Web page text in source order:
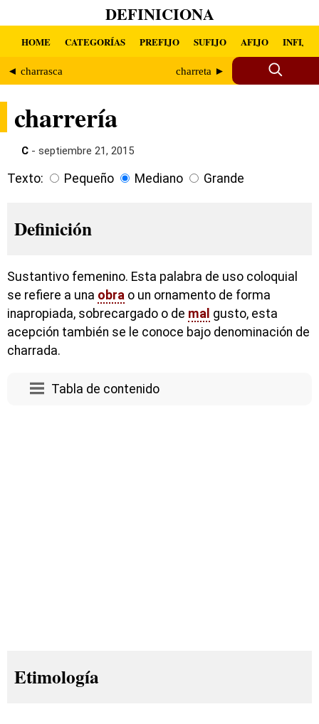
DEFINICIONA
HOME CATEGORÍAS PREFIJO SUFIJO AFIJO INFIJO
◄ charrasca charreta ►
charrería
C - septiembre 21, 2015
Texto: Pequeño Mediano Grande
Definición
Sustantivo femenino. Esta palabra de uso coloquial
se refiere a una obra o un ornamento de forma
inapropiada, sobrecargado o de mal gusto, esta
acepción también se le conoce bajo denominación de
charrada.
Tabla de contenido
Etimología